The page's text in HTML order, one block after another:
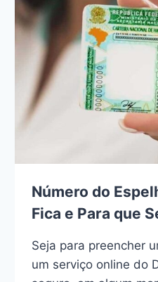
Número do
Fica e Para que
Seja para preencher
um serviço online do